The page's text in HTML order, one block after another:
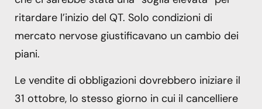
ritardare l’inizio del QT. Solo condizioni di
mercato nervose giustificavano un cambio dei
piani.
Le vendite di obbligazioni dovrebbero iniziare il
31 ottobre, lo stesso giorno in cui il cancelliere